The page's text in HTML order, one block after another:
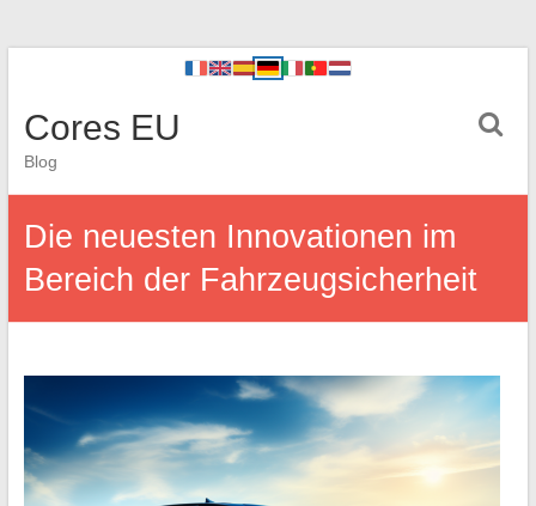
Cores EU
Blog
Die neuesten Innovationen im
Bereich der Fahrzeugsicherheit